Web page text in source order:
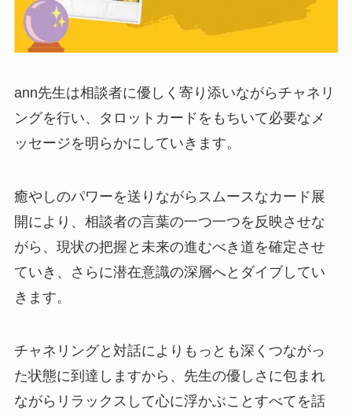
ann先生は相談者に優しく寄り添いながらチャネリ
ングを行い、タロットカードをもちいて必要なメ
ッセージを明らかにしていきます。
癒やしのパワーを送りながらスムースなカード展
開により、相談者の言葉の一つ一つを反映させな
がら、現状の把握と未来の進むべき道を確定させ
ていき、さらに潜在意識の深層へとダイブしてい
きます。
チャネリングと対話によりもっとも深くつながっ
た状態に到達しますから、先生の優しさに包まれ
ながらリラックスして心に浮かぶことすべてを話